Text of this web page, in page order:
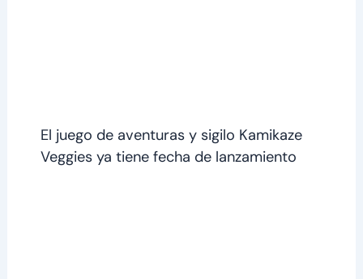
El juego de aventuras y sigilo Kamikaze
Veggies ya tiene fecha de lanzamiento